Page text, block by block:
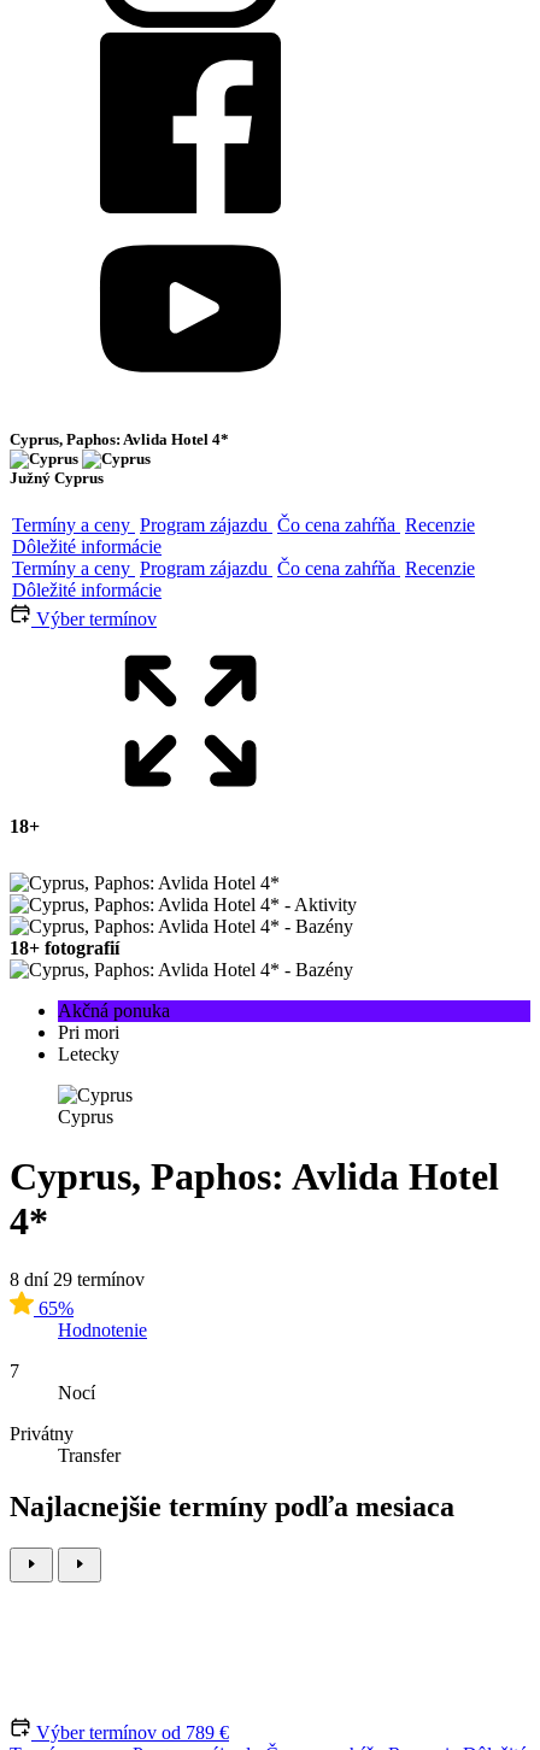
Cyprus, Paphos: Avlida Hotel 4*
Južný Cyprus
Termíny a ceny Program zájazdu Čo cena zahŕňa Recenzie
Dôležité informácie
Termíny a ceny Program zájazdu Čo cena zahŕňa Recenzie
Dôležité informácie
Výber termínov
18+
18+ fotografií
Akčná ponuka
Pri mori
Letecky
Cyprus
Cyprus, Paphos: Avlida Hotel
4*
8 dní 29 termínov
65%
Hodnotenie
7
Nocí
Privátny
Transfer
Najlacnejšie termíny podľa mesiaca
Výber termínov od 789 €